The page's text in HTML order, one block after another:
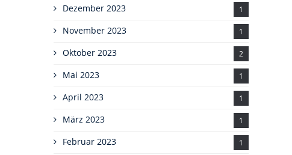
Dezember 2023 1
November 2023 1
Oktober 2023 2
Mai 2023 1
April 2023 1
März 2023 1
Februar 2023 1